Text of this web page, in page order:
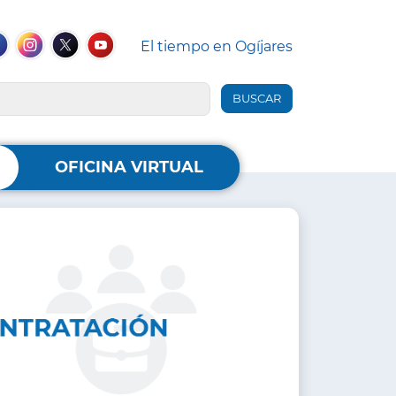
El tiempo en Ogíjares
OFICINA VIRTUAL